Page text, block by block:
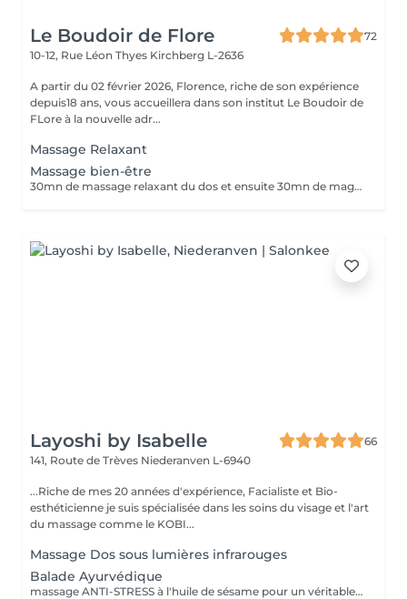
Le Boudoir de Flore
72
10-12, Rue Léon Thyes Kirchberg L-2636
A partir du 02 février 2026, Florence, riche de son expérience
depuis18 ans, vous accueillera dans son institut Le Boudoir de
FLore à la nouvelle adr...
Massage Relaxant
Massage bien-être
30mn de massage relaxant du dos et ensuite 30mn de magnétisme cranien.
Layoshi by Isabelle
66
141, Route de Trèves Niederanven L-6940
...Riche de mes 20 années d'expérience, Facialiste et Bio-
esthéticienne je suis spécialisée dans les soins du visage et l'art
du massage comme le KOBI...
Massage Dos sous lumières infrarouges
Balade Ayurvédique
massage ANTI-STRESS à l'huile de sésame pour un véritable lâcher-prise du corps et une déconnexion totale de l'esprit.